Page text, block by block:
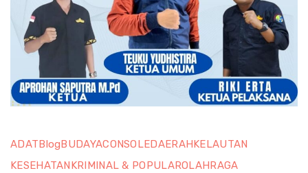
ADATBlogBUDAYACONSOLEDAERAHKELAUTAN
KESEHATANKRIMINAL & POPULAROLAHRAGA